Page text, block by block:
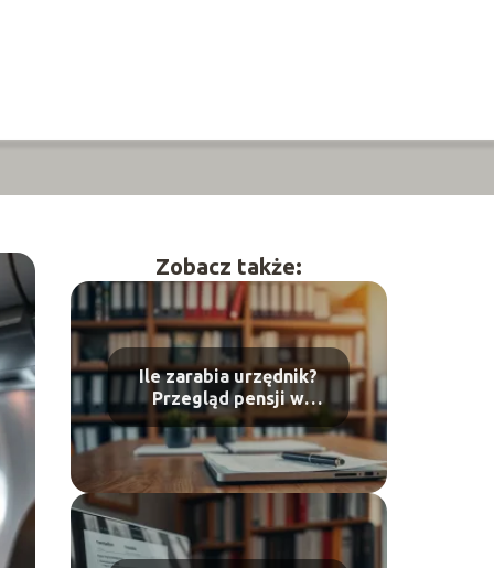
Zobacz także:
Ile zarabia urzędnik?
Przegląd pensji w
administracji publicznej